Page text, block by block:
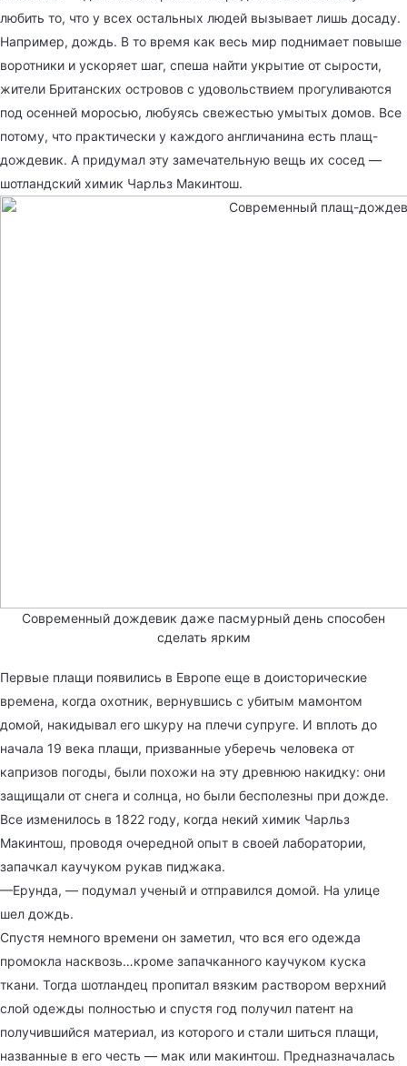
любить то, что у всех остальных людей вызывает лишь досаду.
Например, дождь. В то время как весь мир поднимает повыше
воротники и ускоряет шаг, спеша найти укрытие от сырости,
жители Британских островов с удовольствием прогуливаются
под осенней моросью, любуясь свежестью умытых домов. Все
потому, что практически у каждого англичанина есть плащ-
дождевик. А придумал эту замечательную вещь их сосед —
шотландский химик Чарльз Макинтош.
Современный дождевик даже пасмурный день способен
сделать ярким
Первые плащи появились в Европе еще в доисторические
времена, когда охотник, вернувшись с убитым мамонтом
домой, накидывал его шкуру на плечи супруге. И вплоть до
начала 19 века плащи, призванные уберечь человека от
капризов погоды, были похожи на эту древнюю накидку: они
защищали от снега и солнца, но были бесполезны при дожде.
Все изменилось в 1822 году, когда некий химик Чарльз
Макинтош, проводя очередной опыт в своей лаборатории,
запачкал каучуком рукав пиджака.
—Ерунда, — подумал ученый и отправился домой. На улице
шел дождь.
Спустя немного времени он заметил, что вся его одежда
промокла насквозь…кроме запачканного каучуком куска
ткани. Тогда шотландец пропитал вязким раствором верхний
слой одежды полностью и спустя год получил патент на
получившийся материал, из которого и стали шиться плащи,
названные в его честь — мак или макинтош. Предназначалась